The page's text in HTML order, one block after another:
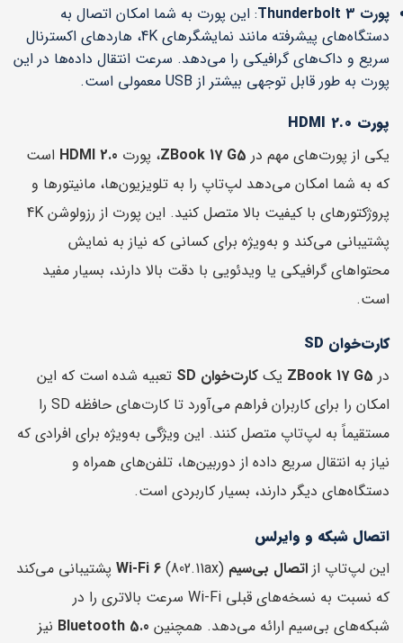
پورت Thunderbolt 3
: این پورت به شما امکان اتصال به
دستگاه‌های پیشرفته مانند نمایشگرهای 4K، هاردهای اکسترنال
سریع و داک‌های گرافیکی را می‌دهد. سرعت انتقال داده‌ها در این
پورت به طور قابل توجهی بیشتر از USB معمولی است.
پورت HDMI 2.0
یکی از پورت‌های مهم در ZBook 17 G5، پورت HDMI 2.0 است
که به شما امکان می‌دهد لپ‌تاپ را به تلویزیون‌ها، مانیتورها و
پروژکتورهای با کیفیت بالا متصل کنید. این پورت از رزولوشن 4K
پشتیبانی می‌کند و به‌ویژه برای کسانی که نیاز به نمایش
محتواهای گرافیکی یا ویدئویی با دقت بالا دارند، بسیار مفید
است.
کارت‌خوان SD
در ZBook 17 G5 یک کارت‌خوان SD
تعبیه شده است که این
امکان را برای کاربران فراهم می‌آورد تا کارت‌های حافظه SD را
مستقیماً به لپ‌تاپ متصل کنند. این ویژگی به‌ویژه برای افرادی که
نیاز به انتقال سریع داده از دوربین‌ها، تلفن‌های همراه و
دستگاه‌های دیگر دارند، بسیار کاربردی است.
اتصال شبکه و وایرلس
این لپ‌تاپ از اتصال بی‌سیم Wi-Fi 6
(802.11ax) پشتیبانی می‌کند
که نسبت به نسخه‌های قبلی Wi-Fi سرعت بالاتری را در
شبکه‌های بی‌سیم ارائه می‌دهد. همچنین Bluetooth 5.0 نیز